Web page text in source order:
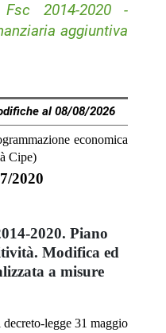
2014-2020 -
aggiuntiva
al 08/08/2026
economica
Cipe)
2020
2020. Piano
Modifica ed
a misure
legge 31 maggio